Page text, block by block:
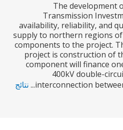
The
Transmission
availability,
supply to northern
components to the
project is
component will
400kV
interconnection نتائج